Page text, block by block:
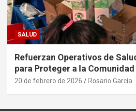
SALUD
Refuerzan Operativos de
para Proteger a la
20 de febrero de 2026 Rosario García